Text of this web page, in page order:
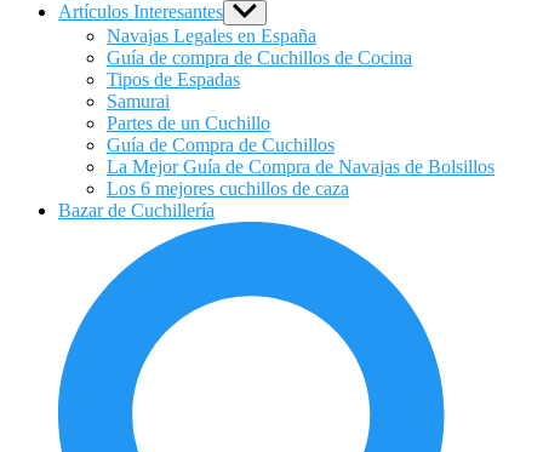
Artículos Interesantes Show
sub
menu
Navajas Legales en España
Guía de compra de Cuchillos de Cocina
Tipos de Espadas
Samurai
Partes de un Cuchillo
Guía de Compra de Cuchillos
La Mejor Guía de Compra de Navajas de Bolsillos
Los 6 mejores cuchillos de caza
Bazar de Cuchillería